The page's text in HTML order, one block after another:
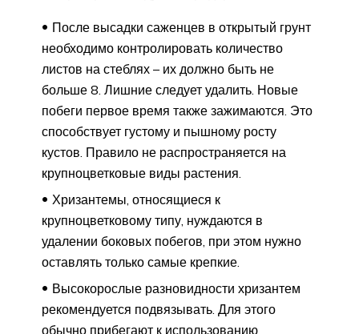
После высадки саженцев в открытый грунт
необходимо контролировать количество
листов на стеблях – их должно быть не
больше 8. Лишние следует удалить. Новые
побеги первое время также зажимаются. Это
способствует густому и пышному росту
кустов. Правило не распространяется на
крупноцветковые виды растения.
Хризантемы, относящиеся к
крупноцветковому типу, нуждаются в
удалении боковых побегов, при этом нужно
оставлять только самые крепкие.
Высокорослые разновидности хризантем
рекомендуется подвязывать. Для этого
обычно прибегают к использованию